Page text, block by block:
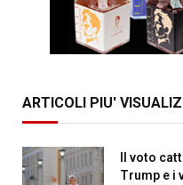
ARTICOLI PIU'
Il voto
Trump e i